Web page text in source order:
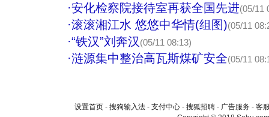
·安化检察院接待室再获全国先进(05/11
·滚滚湘江水 悠悠中华情(组图)(05/11
·“铁汉”刘奔汉 (05/11 08:13)
·涟源集中整治高瓦斯煤矿安全(05/11
设置首页 - 搜狗输入法 - 支付中心 - 搜狐招聘 - 广告服务 - 客